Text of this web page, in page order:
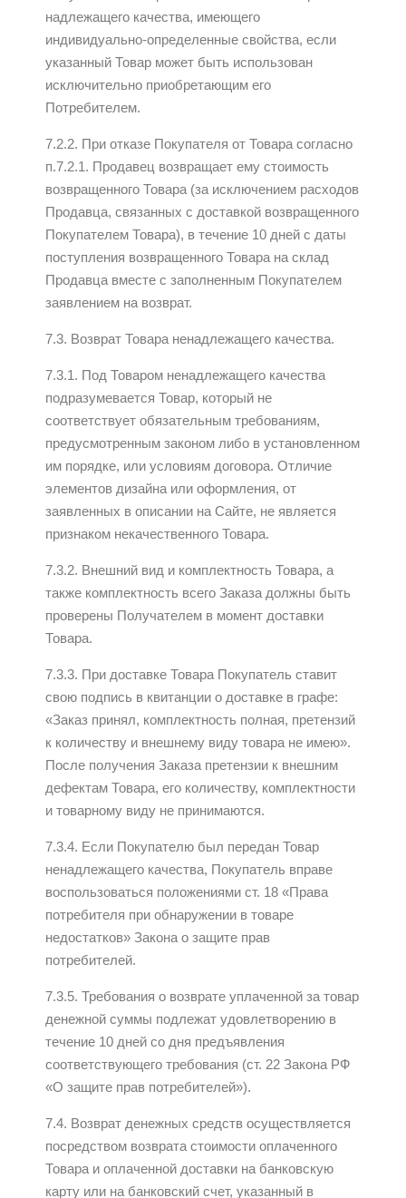
надлежащего качества, имеющего
индивидуально-определенные свойства, если
указанный Товар может быть использован
исключительно приобретающим его
Потребителем.
7.2.2. При отказе Покупателя от Товара согласно
п.7.2.1. Продавец возвращает ему стоимость
возвращенного Товара (за исключением расходов
Продавца, связанных с доставкой возвращенного
Покупателем Товара), в течение 10 дней с даты
поступления возвращенного Товара на склад
Продавца вместе с заполненным Покупателем
заявлением на возврат.
7.3. Возврат Товара ненадлежащего качества.
7.3.1. Под Товаром ненадлежащего качества
подразумевается Товар, который не
соответствует обязательным требованиям,
предусмотренным законом либо в установленном
им порядке, или условиям договора. Отличие
элементов дизайна или оформления, от
заявленных в описании на Сайте, не является
признаком некачественного Товара.
7.3.2. Внешний вид и комплектность Товара, а
также комплектность всего Заказа должны быть
проверены Получателем в момент доставки
Товара.
7.3.3. При доставке Товара Покупатель ставит
свою подпись в квитанции о доставке в графе:
«Заказ принял, комплектность полная, претензий
к количеству и внешнему виду товара не имею».
После получения Заказа претензии к внешним
дефектам Товара, его количеству, комплектности
и товарному виду не принимаются.
7.3.4. Если Покупателю был передан Товар
ненадлежащего качества, Покупатель вправе
воспользоваться положениями ст. 18 «Права
потребителя при обнаружении в товаре
недостатков» Закона о защите прав
потребителей.
7.3.5. Требования о возврате уплаченной за товар
денежной суммы подлежат удовлетворению в
течение 10 дней со дня предъявления
соответствующего требования (ст. 22 Закона РФ
«О защите прав потребителей»).
7.4. Возврат денежных средств осуществляется
посредством возврата стоимости оплаченного
Товара и оплаченной доставки на банковскую
карту или на банковский счет, указанный в